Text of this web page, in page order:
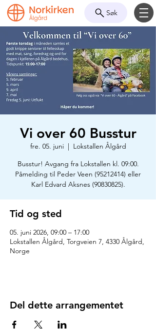
Søk
Vi over 60 Busstur
fre. 05. juni
  |
Lokstallen Ålgård
Busstur! Avgang fra Lokstallen kl. 09:00.
Påmelding til Peder Veen (95212414) eller
Karl Edvard Aksnes (90830825).
Tid og sted
05. juni 2026, 09:00 – 17:00
Lokstallen Ålgård, Torgveien 7, 4330 Ålgård,
Norge
Del dette arrangementet